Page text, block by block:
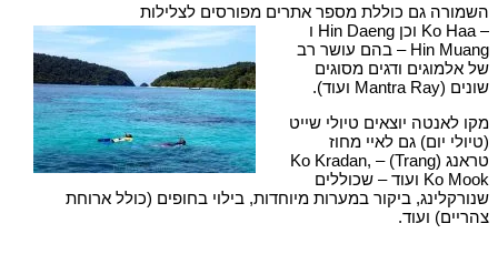
השמורה גם כוללת מספר אתרים מפורסים לצלילות
– Ko Haa וכן Hin Daeng ו
Hin Muang – בהם עושר רב
של אלמוגים ודגים מסוגים
שונים (Mantra Ray ועוד).
מקו לאנטה יוצאים טיולי שייט
(טיולי יום) גם לאיי מחוז
טראנג (Trang) – Ko Kradan,
Ko Mook ועוד – שכוללים
שנורקלינג, ביקור במערות מיוחדות, בילוי בחופים (כולל ארוחת
צהריים) ועוד.